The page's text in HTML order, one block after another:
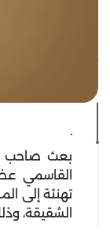
.
بعث صاحب
القاسمي
تهنئة إلى
الشقيقة،